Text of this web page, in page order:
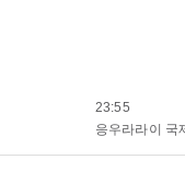
23:55
응우라라이 국